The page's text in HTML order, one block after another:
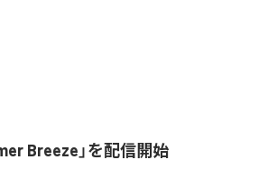
Breeze」を配信開始